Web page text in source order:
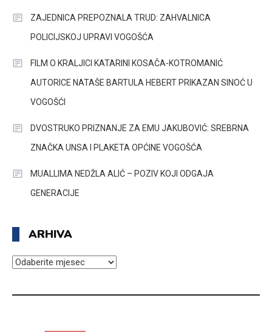
ZAJEDNICA PREPOZNALA TRUD: ZAHVALNICA
POLICIJSKOJ UPRAVI VOGOŠĆA
FILM O KRALJICI KATARINI KOSAČA-KOTROMANIĆ
AUTORICE NATAŠE BARTULA HEBERT PRIKAZAN SINOĆ U
VOGOŠĆI
DVOSTRUKO PRIZNANJE ZA EMU JAKUBOVIĆ: SREBRNA
ZNAČKA UNSA I PLAKETA OPĆINE VOGOŠĆA
MUALLIMA NEDŽLA ALIĆ – POZIV KOJI ODGAJA
GENERACIJE
ARHIVA
ARHIVA